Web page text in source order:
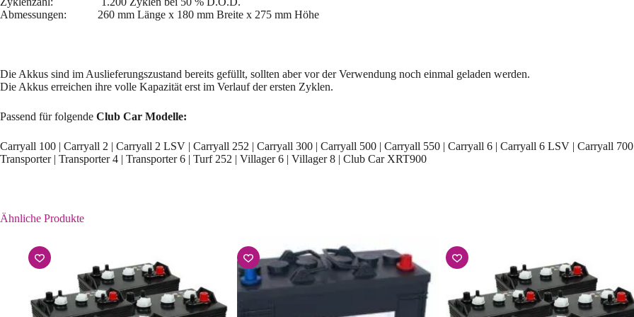
Abmessungen: 260 mm Länge x 180 mm Breite x 275 mm Höhe
Die Akkus sind im Auslieferungszustand bereits gefüllt, sollten aber vor der Verwendung noch einmal geladen werden.
Die Akkus erreichen ihre volle Kapazität erst im Verlauf der ersten Zyklen.
Passend für folgende Club Car Modelle:
Carryall 100 | Carryall 2 | Carryall 2 LSV | Carryall 252 | Carryall 300 | Carryall 500 | Carryall 550 | Carryall 6 | Carryall 6 LSV | Carryall
Transporter | Transporter 4 | Transporter 6 | Turf 252 | Villager 6 | Villager 8 | Club Car XRT900
Ähnliche Produkte